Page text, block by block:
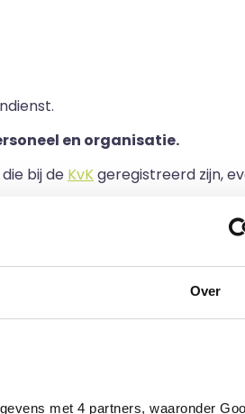
Over
met 4 partners, waaronder
en organisatie.
bij de KvKgeregistreerd zijn,
20%
, zodat uw budget zo